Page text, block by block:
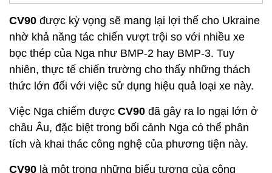
CV90 được kỳ vọng sẽ mang lại lợi thế cho Ukraine
nhờ khả năng tác chiến vượt trội so với nhiều xe
bọc thép của Nga như BMP-2 hay BMP-3. Tuy
nhiên, thực tế chiến trường cho thấy những thách
thức lớn đối với việc sử dụng hiệu quả loại xe này.
Việc Nga chiếm được CV90 đã gây ra lo ngại lớn ở
châu Âu, đặc biệt trong bối cảnh Nga có thể phân
tích và khai thác công nghệ của phương tiện này.
CV90 là một trong những biểu tượng của công